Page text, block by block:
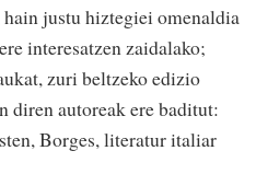
justu hiztegiei omenaldia
interesatzen zaidalako;
zuri beltzeko edizio
autoreak ere baditut:
Borges, literatur italiar